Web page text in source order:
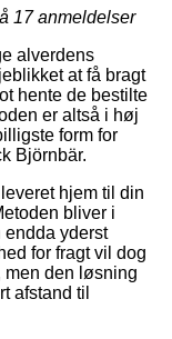
17anmeldelser
alverdens
at få bragt
hente de bestilte
er altså i høj
form for
Björnbär.
hjem til din
bliver i
endda yderst
for fragt vil dog
den løsning
afstand til